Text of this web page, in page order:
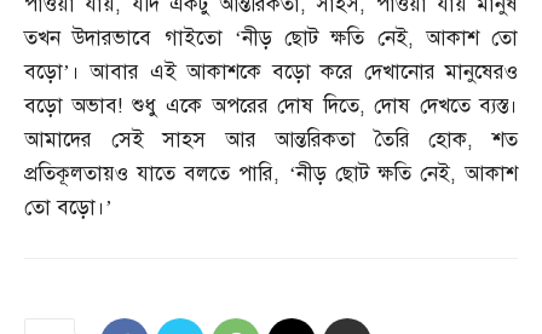
তখন উদারভাবে গাইতো ‘নীড় ছোট ক্ষতি নেই,আকাশ তো
বড়ো’। আবার এই আকাশকে বড়ো করে দেখানোর মানুষেরও
বড়ো অভাব! শুধু একে অপরের দোষ দিতে,দোষ দেখতে ব্যস্ত।
আমাদের সেই সাহস আর আন্তরিকতা তৈরি হোক,শত
প্রতিকূলতায়ও যাতে বলতে পারি, ‘নীড় ছোট ক্ষতি নেই,আকাশ
তো বড়ো।’